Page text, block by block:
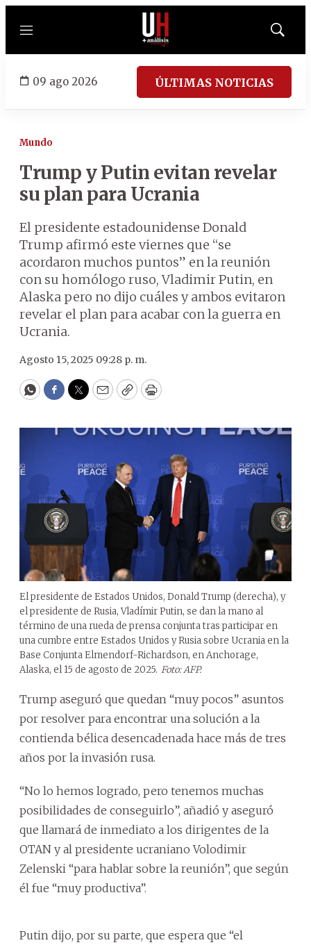
Menú
Mostrar
09 ago 2026 ÚLTIMAS NOTICIAS
Mundo
Trump y Putin evitan revelar
su plan para Ucrania
El presidente estadounidense Donald
Trump afirmó este viernes que “se
acordaron muchos puntos” en la reunión
con su homólogo ruso, Vladimir Putin, en
Alaska pero no dijo cuáles y ambos evitaron
revelar el plan para acabar con la guerra en
Ucrania.
Agosto 15, 2025 09:28 p. m.
WhatsApp
Facebook
Twitter
EmailCopyPrint
El presidente de Estados Unidos, Donald Trump (derecha), y
el presidente de Rusia, Vladímir Putin, se dan la mano al
término de una rueda de prensa conjunta tras participar en
una cumbre entre Estados Unidos y Rusia sobre Ucrania en la
Base Conjunta Elmendorf-Richardson, en Anchorage,
Alaska, el 15 de agosto de 2025. Foto: AFP.
Trump aseguró que quedan “muy pocos” asuntos
por resolver para encontrar una solución a la
contienda bélica desencadenada hace más de tres
años por la invasión rusa.
“No lo hemos logrado, pero tenemos muchas
posibilidades de conseguirlo”, añadió y aseguró
que llamará de inmediato a los dirigentes de la
OTAN y al presidente ucraniano Volodimir
Zelenski “para hablar sobre la reunión”, que según
él fue “muy productiva”.
Putin dijo, por su parte, que espera que “el